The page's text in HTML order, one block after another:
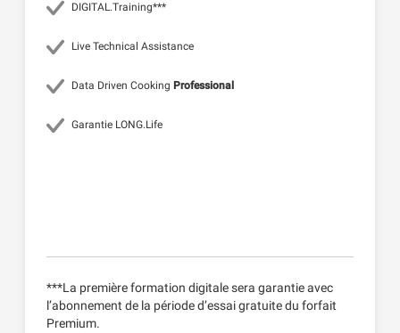
DIGITAL.Training***
Live Technical Assistance
Data Driven Cooking Professional
Garantie LONG.Life
***La première formation digitale sera garantie avec
l’abonnement de la période d’essai gratuite du forfait
Premium.